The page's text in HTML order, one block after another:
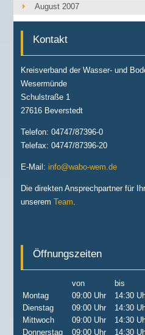
August 2007
Kontakt
Kreisverband der Wasser- und
Wesermünde
Schulstraße 1
27616 Beverstedt
Telefon: 04747/87396-0
Telefax: 04747/87396-20
E-Mail:info@wabo-wem.de
Die direkten Ansprechpartner für
unseremTeam
Öffnungszeiten
von
bis
Montag
09:00 Uhr
14:30
Dienstag
09:00 Uhr
14:30
Mittwoch
09:00 Uhr
14:30
Donnerstag
09:00 Uhr 14:30